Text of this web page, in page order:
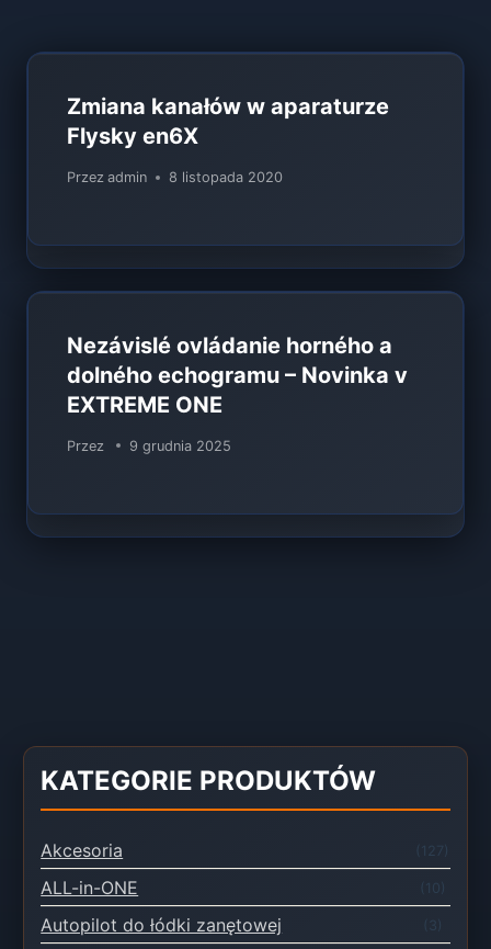
Zmiana kanałów w aparaturze
Flysky en6X
Przez admin 8 listopada 2020
Nezávislé ovládanie horného a
dolného echogramu – Novinka v
EXTREME ONE
Przez 9 grudnia 2025
KATEGORIE PRODUKTÓW
Akcesoria (127)
ALL-in-ONE (10)
Autopilot do łódki zanętowej (3)